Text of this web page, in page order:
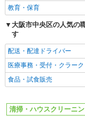
シニア（60代～）活躍中
自転車通勤OK
残業ほぼなし
同じ職種から求人を探す
清掃・警備
清掃・ハウスクリーニン
同じ特徴から求人を探
教育・保育
大阪市中央区の人気の
す
配送・配達ドライバー
医療事務・受付・クラーク
食品・試食販売
清掃・ハウスクリーニ